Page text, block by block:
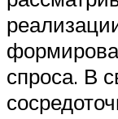
спроса. В